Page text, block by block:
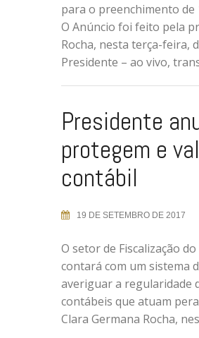
para o preenchimento de
O Anúncio foi feito pela
Rocha, nesta terça-feira,
Presidente – ao vivo,
Presidente
protegem e
contábil
19 DE SETEMBRO DE 2017
O setor de Fiscalização
contará com um sistema
averiguar a regularidade
contábeis que atuam
Clara Germana Rocha,